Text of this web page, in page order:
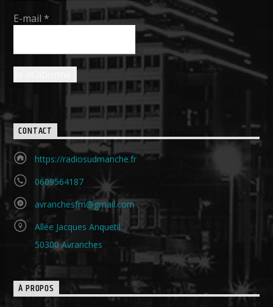
E-mail*
CONTACT
https://radiosudmanche.fr
0609564187
avranchesfm@gmail.com
Allée Jacques Anquetil
50300 Avranches
À PROPOS